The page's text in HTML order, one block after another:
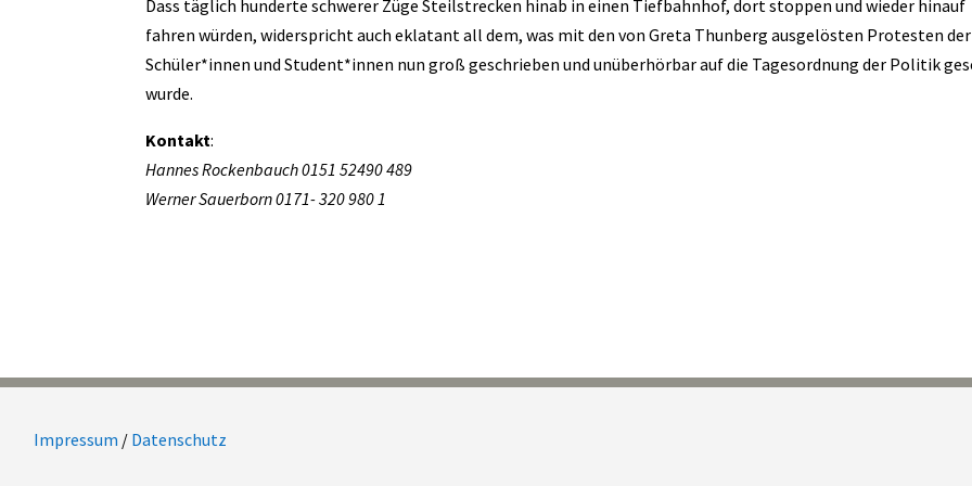
Dass täglich hunderte schwerer Züge Steilstrecken hinab in einen Tiefbahnhof, dort stoppen und wieder hinauf
fahren würden, widerspricht auch eklatant all dem, was mit den von Greta Thunberg ausgelösten Protesten der
Schüler*innen und Student*innen nun groß geschrieben und unüberhörbar auf die Tagesordnung der Politik
wurde.
Kontakt:
Hannes Rockenbauch 0151 52490 489
Werner Sauerborn 0171- 320 980 1
Impressum / Datenschutz